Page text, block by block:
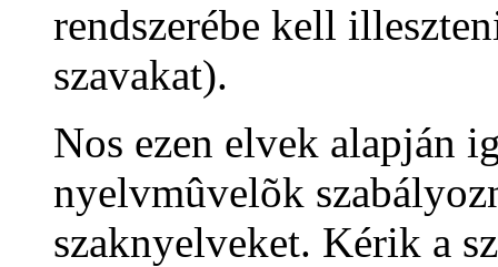
rendszerébe kell
szavakat).
Nos ezen elvek alapján
nyelvmûvelõk
szaknyelveket. Kérik a